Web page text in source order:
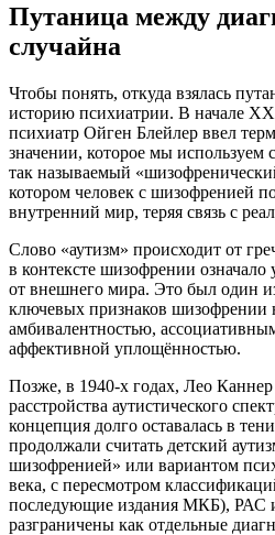
Путаница между
случайна
Чтобы понять, откуда взялась
историю психиатрии. В начале
психиатр Ойген Блейлер ввел
значении, которое мы используем
так называемый
котором человек с шизофренией
внутренний мир, теряя связь с
Слово «аутизм» происходит от
в контексте шизофрении означало
от внешнего мира. Это был один
ключевых признаков шизофрении
амбивалентностью,
аффективной уплощённостью.
Позже, в 1940-х годах, Лео
расстройства аутистического
концепция долго оставалась в
продолжали считать детский
шизофренией» или вариантом
века, с пересмотром
последующие издания МКБ), РАС
разграничены как отдельные